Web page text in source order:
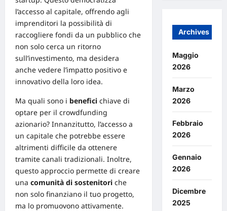
l’accesso al capitale, offrendo agli
imprenditori la possibilità di
raccogliere fondi da un pubblico che
non solo cerca un ritorno
sull’investimento, ma desidera
anche vedere l’impatto positivo e
innovativo della loro idea.
Ma quali sono i benefici chiave di
optare per il crowdfunding
azionario? Innanzitutto, l’accesso a
un capitale che potrebbe essere
altrimenti difficile da ottenere
tramite canali tradizionali. Inoltre,
questo approccio permette di creare
una comunità di sostenitori che
non solo finanziano il tuo progetto,
ma lo promuovono attivamente.
Archives
Maggio
2026
Marzo
2026
Febbraio
2026
Gennaio
2026
Dicembre
2025